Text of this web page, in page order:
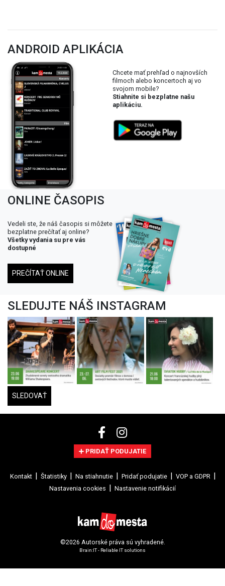
ANDROID APLIKÁCIA
Chcete mať prehľad o najnovších
filmoch alebo koncertoch aj vo
svojom mobile?
Stiahnite si bezplatne našu
aplikáciu.
ONLINE ČASOPIS
Vedeli ste, že náš časopis si môžete
bezplatne prečítať aj online?
Všetky vydania su pre vás
dostupné
PREČÍTAŤ ONLINE
SLEDUJTE NÁŠ INSTAGRAM
SLEDOVAŤ
PRIDAŤ PODUJATIE
Kontakt Štatistiky Na stiahnutie Pridať podujatie
VOP a GDPR
Nastavenia cookies
Nastavenie notifikácií
©2026 Autorské práva sú vyhradené.
Brain:IT - Reliable IT solutions